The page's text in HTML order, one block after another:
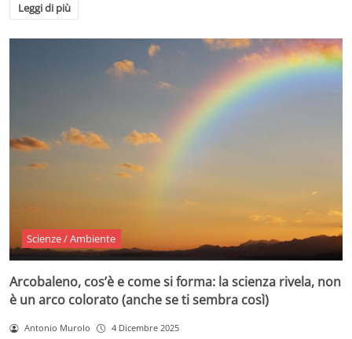
Leggi di più
Scienze / Ambiente
Arcobaleno, cos’è e come si forma: la scienza rivela, non
è un arco colorato (anche se ti sembra così)
Antonio Murolo 4 Dicembre 2025